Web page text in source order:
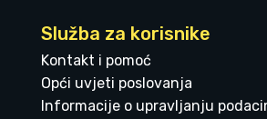
Služba za korisnike
Kontakt i pomoć
Opći uvjeti poslovanja
Informacije o upravljanju